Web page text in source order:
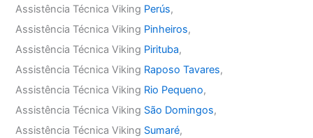
Assistência Técnica Viking Perús,
Assistência Técnica Viking Pinheiros,
Assistência Técnica Viking Pirituba,
Assistência Técnica Viking Raposo Tavares,
Assistência Técnica Viking Rio Pequeno,
Assistência Técnica Viking São Domingos,
Assistência Técnica Viking Sumaré,